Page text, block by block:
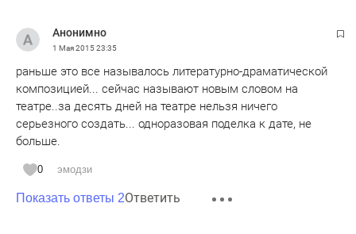
Анонимно
1 Мая 201523:35
раньше это все называлось литературно-драматической
композицией... сейчас называют новым словом на
театре..за десять дней на театре нельзя ничего
серьезного создать... одноразовая поделка к дате, не
больше.
0 эмодзи
Показать ответы 2Ответить